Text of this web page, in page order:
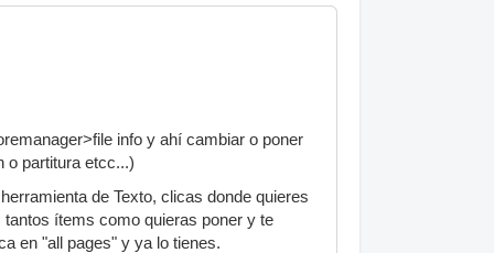
info y ahí cambiar o poner
o partitura etcc...)
de Texto, clicas donde quieres
ítems como quieras poner y te
en "all pages" y ya lo tienes.